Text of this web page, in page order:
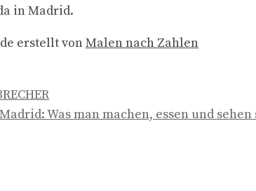
in Madrid.
erstellt vonMalen nach Zahlen
Was man machen, essen und sehen